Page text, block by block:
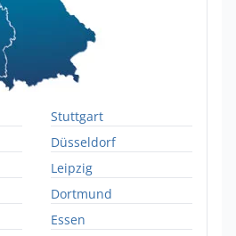
Stuttgart
Düsseldorf
Leipzig
Dortmund
Essen